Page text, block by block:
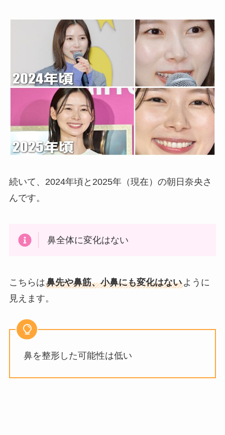
続いて、2024年頃と2025年（現在）の朝日奈央さ
んです。
鼻全体に変化はない
こちらは鼻先や鼻筋、小鼻にも変化はないように
見えます。
鼻を整形した可能性は低い